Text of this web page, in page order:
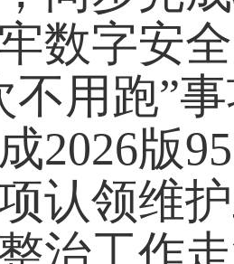
数字安
不用跑”
2026版
认领维
治工作